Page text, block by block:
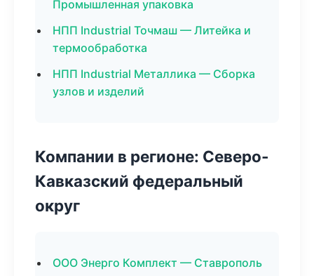
Промышленная упаковка
НПП Industrial Точмаш — Литейка и
термообработка
НПП Industrial Металлика — Сборка
узлов и изделий
Компании в регионе: Северо-
Кавказский федеральный
округ
ООО Энерго Комплект — Ставрополь